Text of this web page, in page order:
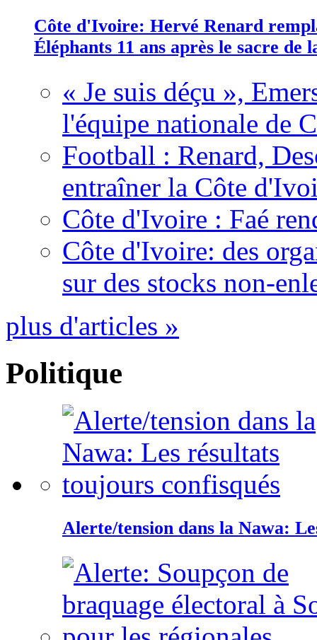
Côte d'Ivoire: Hervé Renard
Éléphants 11 ans après le sacre de
« Je suis déçu »,
l'équipe nationale de
Football : Renard,
entraîner la Côte
Côte d'Ivoire : Faé
Côte d'Ivoire: des
sur des stocks non-
plus d'articles »
Politique
Alerte/tension dans la Nawa: